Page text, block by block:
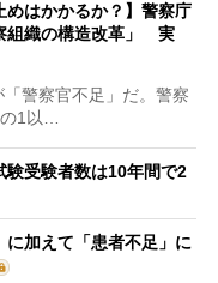
めはかかるか？】警察庁
組織の構造改革」 実
警察官不足」だ。警察
の1以…
験受験者数は10年間で2
に加えて「患者不足」に